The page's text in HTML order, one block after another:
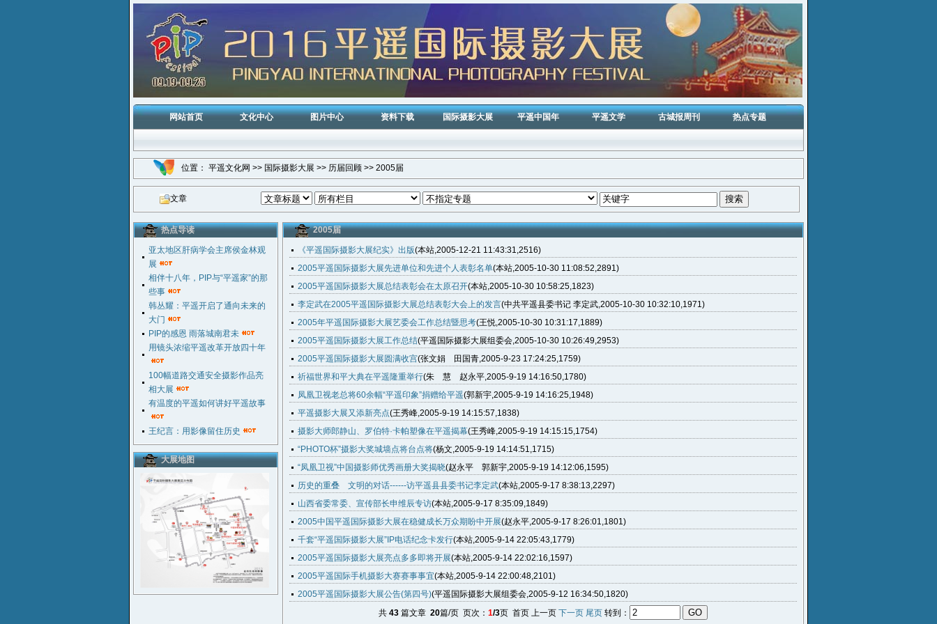
网站首页 文化中心 图片中心 资料下载 国际摄影大展 平遥中国年 平遥文学 古城报周刊 热点专题
位置： 平遥文化网 >> 国际摄影大展 >> 历届回顾 >> 2005届
文章
热点导读
亚太地区肝病学会主席侯金林观
展
相伴十八年，PIP与“平遥家”的那
些事
韩丛耀：平遥开启了通向未来的
大门
PIP的感恩 雨落城南君未
用镜头浓缩平遥改革开放四十年
100幅道路交通安全摄影作品亮
相大展
有温度的平遥如何讲好平遥故事
王纪言：用影像留住历史
大展地图
2005届
《平遥国际摄影大展纪实》出版(本站,2005-12-21 11:43:31,2516)
2005平遥国际摄影大展先进单位和先进个人表彰名单(本站,2005-10-30 11:08:52,2891)
2005平遥国际摄影大展总结表彰会在太原召开(本站,2005-10-30 10:58:25,1823)
李定武在2005平遥国际摄影大展总结表彰大会上的发言(中共平遥县委书记 李定武,2005-10-30 10:32:10,1971)
2005年平遥国际摄影大展艺委会工作总结暨思考(王悦,2005-10-30 10:31:17,1889)
2005平遥国际摄影大展工作总结(平遥国际摄影大展组委会,2005-10-30 10:26:49,2953)
2005平遥国际摄影大展圆满收宫(张文娟 田国青,2005-9-23 17:24:25,1759)
祈福世界和平大典在平遥隆重举行(朱 慧 赵永平,2005-9-19 14:16:50,1780)
凤凰卫视老总将60余幅“平遥印象”捐赠给平遥(郭新宇,2005-9-19 14:16:25,1948)
平遥摄影大展又添新亮点(王秀峰,2005-9-19 14:15:57,1838)
摄影大师郎静山、罗伯特·卡帕塑像在平遥揭幕(王秀峰,2005-9-19 14:15:15,1754)
“PHOTO杯”摄影大奖城墙点将台点将(杨文,2005-9-19 14:14:51,1715)
“凤凰卫视”中国摄影师优秀画册大奖揭晓(赵永平 郭新宇,2005-9-19 14:12:06,1595)
历史的重叠 文明的对话------访平遥县县委书记李定武(本站,2005-9-17 8:38:13,2297)
山西省委常委、宣传部长申维辰专访(本站,2005-9-17 8:35:09,1849)
2005中国平遥国际摄影大展在稳健成长万众期盼中开展(赵永平,2005-9-17 8:26:01,1801)
千套“平遥国际摄影大展”IP电话纪念卡发行(本站,2005-9-14 22:05:43,1779)
2005平遥国际摄影大展亮点多多即将开展(本站,2005-9-14 22:02:16,1597)
2005平遥国际手机摄影大赛赛事事宜(本站,2005-9-14 22:00:48,2101)
2005平遥国际摄影大展公告(第四号)(平遥国际摄影大展组委会,2005-9-12 16:34:50,1820)
共 43 篇文章 20篇/页 页次： 1/3页 首页 上一页 下一页 尾页 转到：